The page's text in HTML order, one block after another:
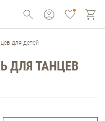
для детей
ДЛЯ ТАНЦЕВ